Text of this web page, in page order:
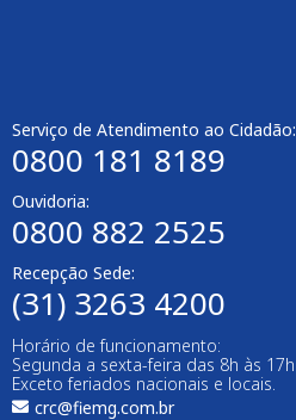
Serviço de Atendimento ao Cidadão:
0800 181 8189
Ouvidoria:
0800 882 2525
Recepção Sede:
(31) 3263 4200
Horário de funcionamento:
Segunda a sexta-feira das 8h às 17h
Exceto feriados nacionais e locais.
crc@fiemg.com.br